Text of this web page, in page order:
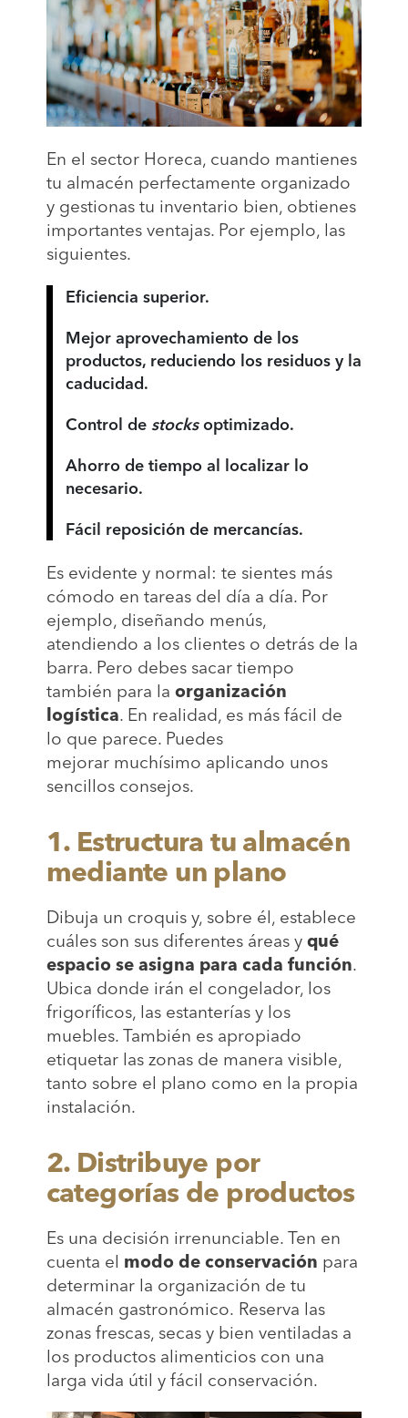
En el sector Horeca, cuando mantienes
tu almacén perfectamente organizado
y gestionas tu inventario bien, obtienes
importantes ventajas. Por ejemplo, las
siguientes.
Eficiencia superior.
Mejor aprovechamiento de los
productos, reduciendo los residuos y la
caducidad.
Control de stocksoptimizado.
Ahorro de tiempo al localizar lo
necesario.
Fácil reposición de mercancías.
Es evidente y normal: te sientes más
cómodo en tareas del día a día. Por
ejemplo, diseñando menús,
atendiendo a los clientes o detrás de la
barra. Pero debes sacar tiempo
también para la organización
logística. En realidad, es más fácil de
lo que parece. Puedes
mejorar muchísimo aplicando unos
sencillos consejos.
1. Estructura tu almacén
mediante un plano
Dibuja un croquis y, sobre él, establece
cuáles son sus diferentes áreas y qué
espacio se asigna para cada función.
Ubica donde irán el congelador, los
frigoríficos, las estanterías y los
muebles. También es apropiado
etiquetar las zonas de manera visible,
tanto sobre el plano como en la propia
instalación.
2. Distribuye por
categorías de productos
Es una decisión irrenunciable. Ten en
cuenta el modo de conservación para
determinar la organización de tu
almacén gastronómico. Reserva las
zonas frescas, secas y bien ventiladas a
los productos alimenticios con una
larga vida útil y fácil conservación.